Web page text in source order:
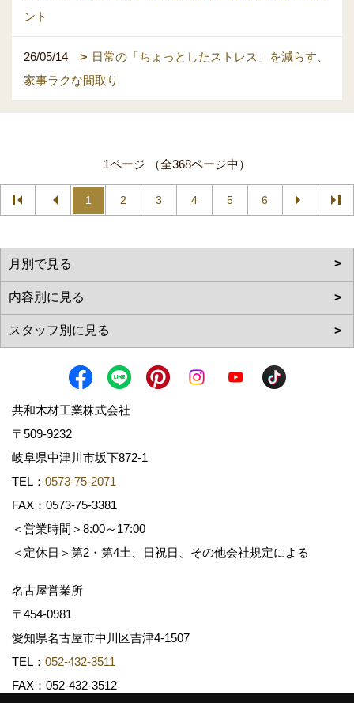
ント
26/05/14
日常の「ちょっとしたストレス」を減らす、
家事ラクな間取り
1ページ （全368ページ中）
1 2 3 4 5 6
共和木材工業株式会社
〒509-9232
岐阜県中津川市坂下872‐1
TEL： 0573-75-2071
FAX：0573-75-3381
＜営業時間＞8:00～17:00
＜定休日＞第2・第4土、日祝日、その他会社規定による
名古屋営業所
〒454-0981
愛知県名古屋市中川区吉津4-1507
TEL： 052-432-3511
FAX：052-432-3512